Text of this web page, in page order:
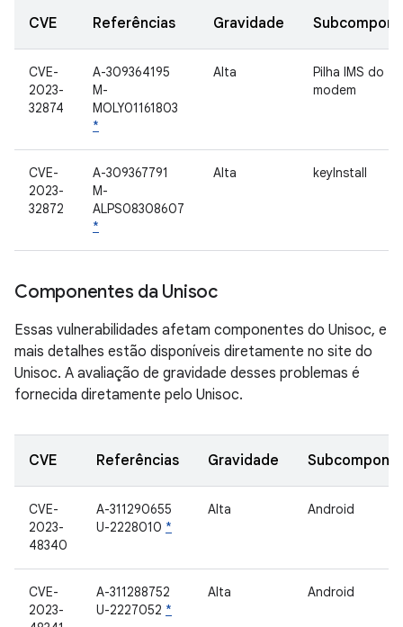
CVE Referências Gravidade
CVE-
2023-
32874
A-309364195
M-
MOLY01161803
*
Alta
Pilha IMS do
modem
CVE-
2023-
32872
A-309367791
M-
ALPS08308607
*
Alta keyInstall
Componentes da Unisoc
Essas vulnerabilidades afetam componentes do Unisoc, e
mais detalhes estão disponíveis diretamente no site do
Unisoc. A avaliação de gravidade desses problemas é
fornecida diretamente pelo Unisoc.
CVE Referências Gravidade
CVE-
2023-
48340
A-311290655
U-2228010 *
Alta Android
CVE-
2023-
A-311288752
U-2227052 *
Alta Android